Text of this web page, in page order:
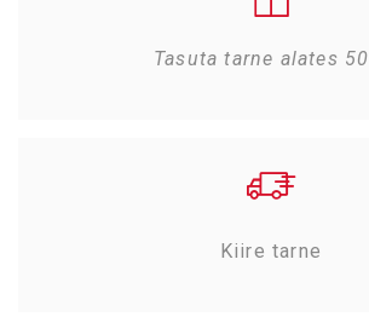
Tasuta tarne alates 50
Kiire tarne